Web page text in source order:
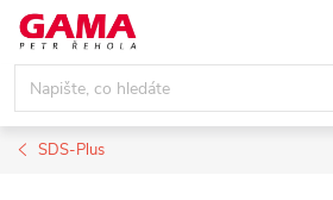
Přejít
obsah
SDS-Plus